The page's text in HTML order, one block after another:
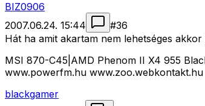
BIZ0906
2007.06.24. 15:44
#36
Hát ha amit akartam nem lehetséges
MSI 870-C45|AMD Phenom II X4 955
www.powerfm.hu www.zoo.webkontakt.hu
blackgamer